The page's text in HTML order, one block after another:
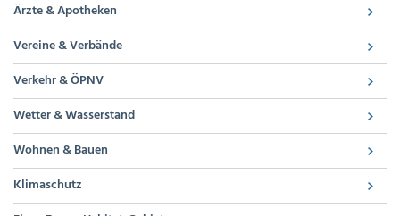
Ärzte & Apotheken
Vereine & Verbände
Verkehr & ÖPNV
Wetter & Wasserstand
Wohnen & Bauen
Klimaschutz